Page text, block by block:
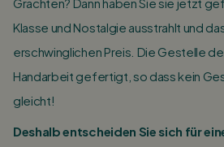
Grachten? Dann haben Sie sie jetzt
Klasse und Nostalgie ausstrahlt und
erschwinglichen Preis. Die Gestelle
Handarbeit gefertigt, so dass kein
gleicht!
Deshalb entscheiden Sie sich für